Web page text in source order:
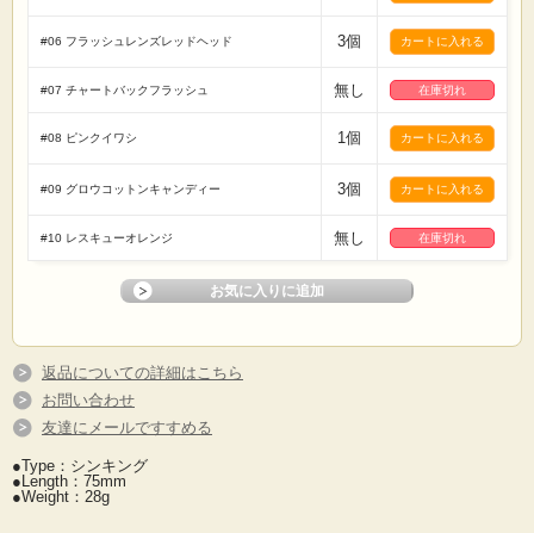
#06 フラッシュレンズレッドヘッド 3個
#07 チャートバックフラッシュ 無し 在庫切れ
#08 ピンクイワシ 1個
#09 グロウコットンキャンディー 3個
#10 レスキューオレンジ 無し 在庫切れ
返品についての詳細はこちら
お問い合わせ
友達にメールですすめる
●Type：シンキング
●Length：75mm
●Weight：28g